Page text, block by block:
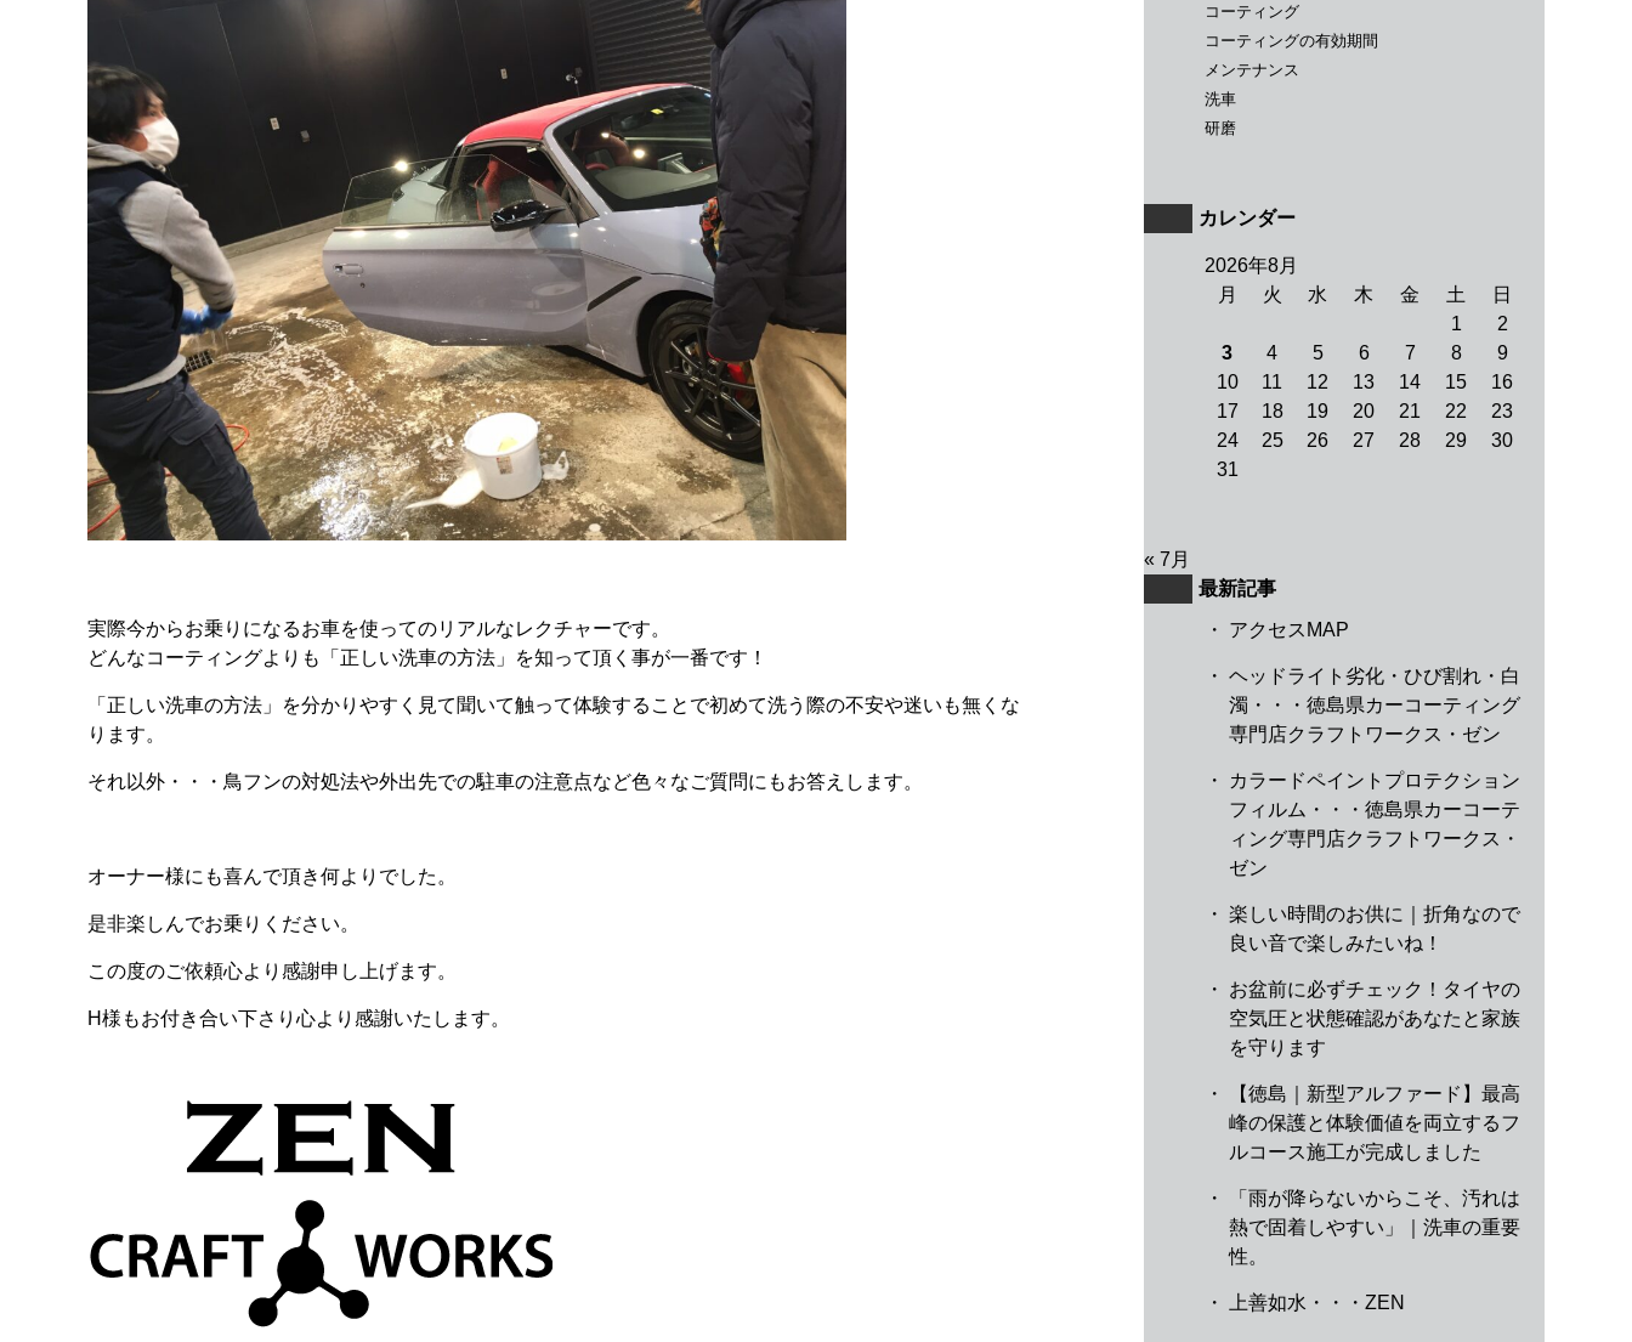
実際今からお乗りになるお車を使ってのリアルなレクチャーです。
どんなコーティングよりも「正しい洗車の方法」を知って頂く事が一番です！
「正しい洗車の方法」を分かりやすく見て聞いて触って体験することで初めて洗う際の不安や迷いも無くな
ります。
それ以外・・・鳥フンの対処法や外出先での駐車の注意点など色々なご質問にもお答えします。
オーナー様にも喜んで頂き何よりでした。
是非楽しんでお乗りください。
この度のご依頼心より感謝申し上げます。
H様もお付き合い下さり心より感謝いたします。
コーティング
コーティングの有効期間
メンテナンス
洗車
研磨
カレンダー
2026年8月
月
火 水 木 金 土
日
1
2
3
4 5 6 7 8
9
10
11 12 13 14 15
16
17
18 19 20 21 22
23
24
25 26 27 28 29
30
31
« 7月
最新記事
・
アクセスMAP
・ ヘッドライト劣化・ひび割れ・白
濁・・・徳島県カーコーティング
専門店クラフトワークス・ゼン
・
カラードペイントプロテクション
フィルム・・・徳島県カーコーテ
ィング専門店クラフトワークス・
ゼン
・ 楽しい時間のお供に｜折角なので
良い音で楽しみたいね！
・
お盆前に必ずチェック！タイヤの
空気圧と状態確認があなたと家族
を守ります
・
【徳島｜新型アルファード】最高
峰の保護と体験価値を両立するフ
ルコース施工が完成しました
・
「雨が降らないからこそ、汚れは
熱で固着しやすい」｜洗車の重要
性。
・ 上善如水・・・ZEN